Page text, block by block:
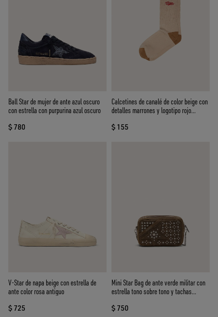
Ball Star de mujer de ante azul oscuro
con estrella con purpurina azul oscuro
$ 780
Calcetines de canalé de color beige con
detalles marrones y logotipo rojo
$ 155
V-Star de napa beige con estrella de
ante color rosa antiguo
$ 725
Mini Star Bag de ante verde militar con
estrella tono sobre tono y tachas
$ 750